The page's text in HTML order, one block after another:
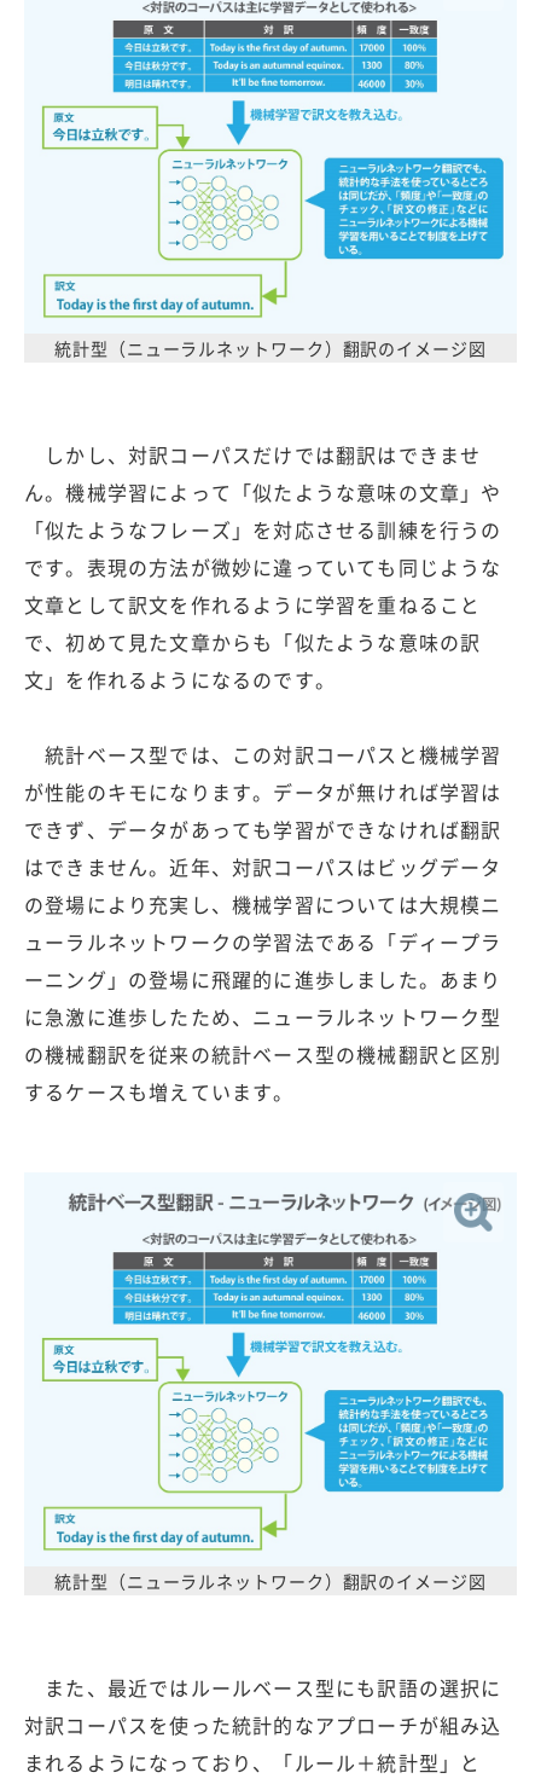
統計型（ニューラルネットワーク）翻訳のイメージ図
しかし、対訳コーパスだけでは翻訳はできませ
ん。機械学習によって「似たような意味の文章」や
「似たようなフレーズ」を対応させる訓練を行うの
です。表現の方法が微妙に違っていても同じような
文章として訳文を作れるように学習を重ねること
で、初めて見た文章からも「似たような意味の訳
文」を作れるようになるのです。
統計ベース型では、この対訳コーパスと機械学習
が性能のキモになります。データが無ければ学習は
できず、データがあっても学習ができなければ翻訳
はできません。近年、対訳コーパスはビッグデータ
の登場により充実し、機械学習については大規模ニ
ューラルネットワークの学習法である「ディープラ
ーニング」の登場に飛躍的に進歩しました。あまり
に急激に進歩したため、ニューラルネットワーク型
の機械翻訳を従来の統計ベース型の機械翻訳と区別
するケースも増えています。
統計型（ニューラルネットワーク）翻訳のイメージ図
また、最近ではルールベース型にも訳語の選択に
対訳コーパスを使った統計的なアプローチが組み込
まれるようになっており、「ルール＋統計型」と